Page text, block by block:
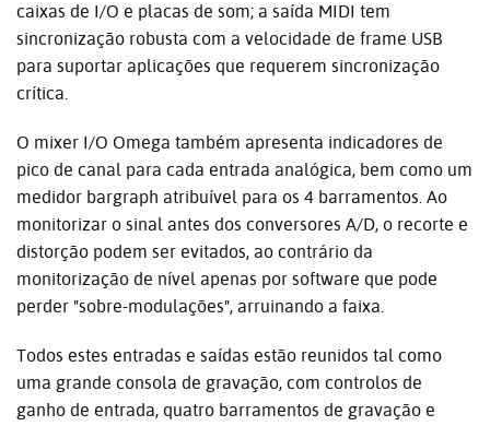
caixas de I/O e placas de som; a saída MIDI tem
sincronização robusta com a velocidade de frame USB
para suportar aplicações que requerem sincronização
crítica.
O mixer I/O Omega também apresenta indicadores de
pico de canal para cada entrada analógica, bem como um
medidor bargraph atribuível para os 4 barramentos. Ao
monitorizar o sinal antes dos conversores A/D, o recorte e
distorção podem ser evitados, ao contrário da
monitorização de nível apenas por software que pode
perder "sobre-modulações", arruinando a faixa.
Todos estes entradas e saídas estão reunidos tal como
uma grande consola de gravação, com controlos de
ganho de entrada, quatro barramentos de gravação e